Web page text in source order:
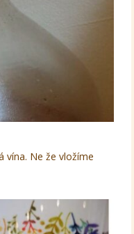
vína. Ne že vložíme